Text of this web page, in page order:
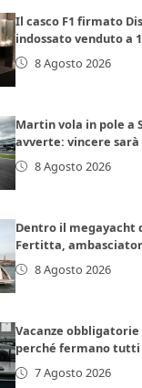
Il casco F1 firmato
indossato venduto a
8 Agosto 2026
Martin vola in pole a
avverte: vincere sarà
8 Agosto 2026
Dentro il megayacht
Fertitta,
8 Agosto 2026
Vacanze obbligatorie
perché fermano tutti
7 Agosto 2026